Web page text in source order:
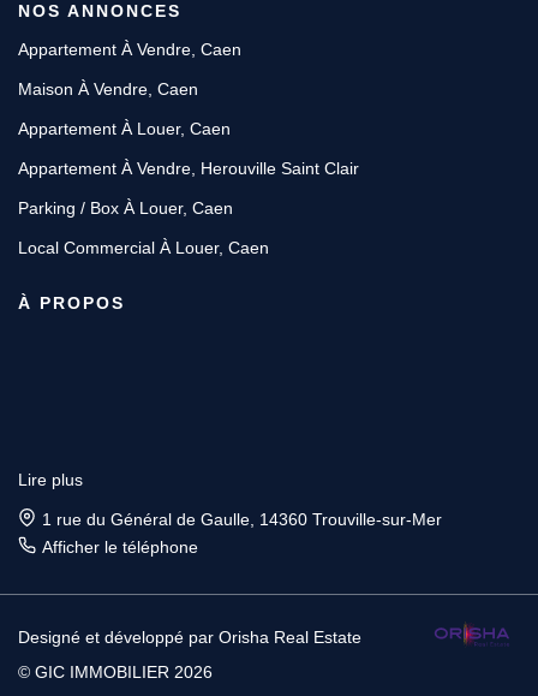
NOS ANNONCES
Appartement À Vendre, Caen
Maison À Vendre, Caen
Appartement À Louer, Caen
Appartement À Vendre, Herouville Saint Clair
Parking / Box À Louer, Caen
Local Commercial À Louer, Caen
À PROPOS
Lire plus
1 rue du Général de Gaulle, 14360 Trouville-sur-Mer
Afficher le téléphone